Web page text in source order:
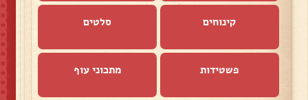
קינוחים סלטים
פשטידות מתכוני עוף